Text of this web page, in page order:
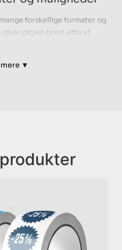
forskellige formater og
dig en bred vifte af
mange. For at sikre, at
og en omkostningseffektiv
dig med at øge
dit budskab klart og
vi, at dine foldere altid
tiltalende.
▼